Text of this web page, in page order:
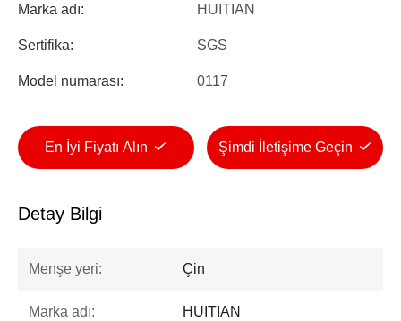
Marka adı: HUITIAN
Sertifika: SGS
Model numarası: 0117
En İyi Fiyatı Alın Şimdi İletişime Geçin
Detay Bilgi
Menşe yeri: Çin
Marka adı: HUITIAN